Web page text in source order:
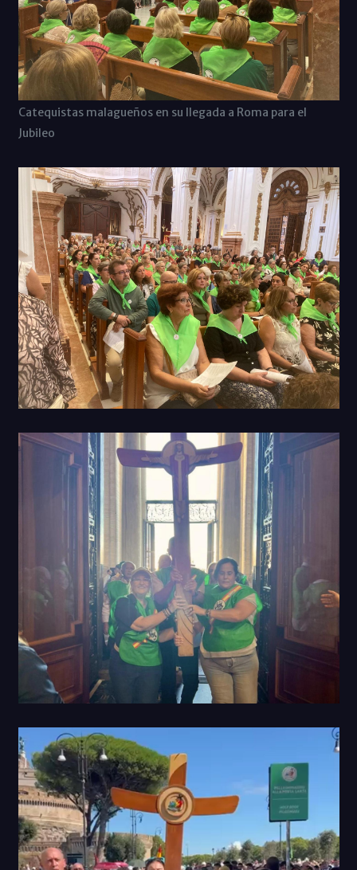
Catequistas malagueños en su llegada a Roma para el
Jubileo